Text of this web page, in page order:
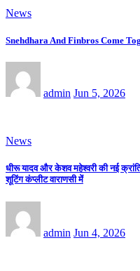
News
Snehdhara And Finbros Come
admin Jun 5, 2026
News
धीरू यादव और केशव महेश्वरी की नई
शूटिंग कंप्लीट वाराणसी में
admin Jun 4, 2026